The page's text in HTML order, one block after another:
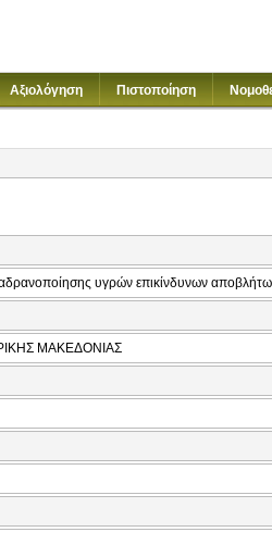
Αξιολόγηση Πιστοποίηση
υγρών επικίνδυνων
ΜΑΚΕΔΟΝΙΑΣ